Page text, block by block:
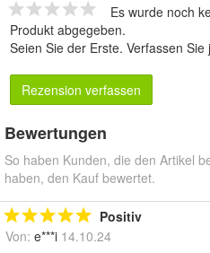
Es wurde noch
Produkt abgegeben.
Seien Sie der Erste. Verfassen
Rezension verfassen
Bewertungen
So haben Kunden, die den Artikel
haben, den Kauf bewertet.
Positiv
Von: e***i 14.10.24